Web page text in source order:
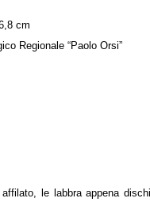
cm
Regionale “Paolo Orsi”
le labbra appena